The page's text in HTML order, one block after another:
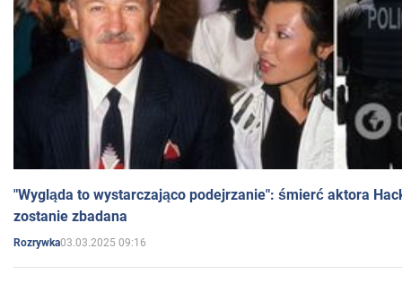
"Wygląda to wystarczająco podejrzanie": śmierć aktora
zostanie zbadana
Rozrywka03.03.2025 09:16